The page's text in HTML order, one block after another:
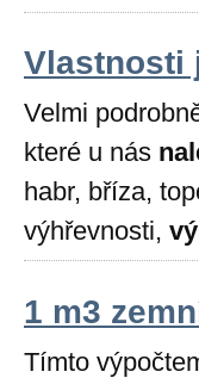
Vlastnosti
Velmi
které u nás
habr, bříza,
výhřevnosti,
1 m3
Tímto